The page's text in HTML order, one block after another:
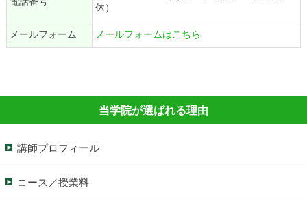
休）
メールフォーム メールフォームはこちら
当学院が選ばれる理由
講師プロフィール
コース／授業料